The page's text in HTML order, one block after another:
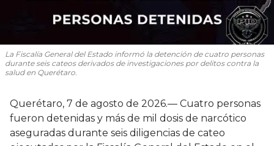
La Fiscalía General del Estado informó la detención de cuatro personas
durante seis cateos derivados de investigaciones por delitos contra la
salud en Querétaro.
Querétaro, 7 de agosto de 2026.— Cuatro personas
fueron detenidas y más de mil dosis de narcótico
aseguradas durante seis diligencias de cateo